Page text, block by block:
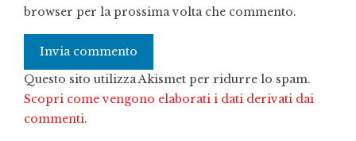
browser per la prossima volta che commento.
Questo sito utilizza Akismet per ridurre lo spam.
Scopri come vengono elaborati i dati derivati dai
commenti.